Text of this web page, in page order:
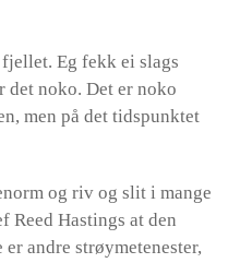
Eg fekk ei slags
det noko. Det er noko
men på det tidspunktet
og riv og slit i mange
Reed Hastings at den
andre strøymetenester,